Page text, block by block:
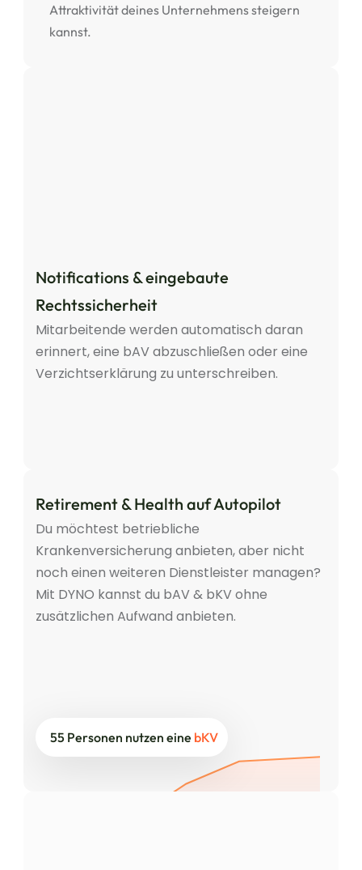
Attraktivität deines Unternehmens steigern
kannst.
15:12  Uhr •  Markus Maier
Notifications & eingebaute
Rechtssicherheit
Mitarbeitende werden automatisch daran
erinnert, eine bAV abzuschließen oder eine
Verzichtserklärung zu unterschreiben.
Retirement & Health auf Autopilot
Du möchtest betriebliche
Krankenversicherung anbieten, aber nicht
noch einen weiteren Dienstleister managen?
Mit DYNO kannst du bAV & bKV ohne
zusätzlichen Aufwand anbieten.
55 Personen nutzen eine bKV